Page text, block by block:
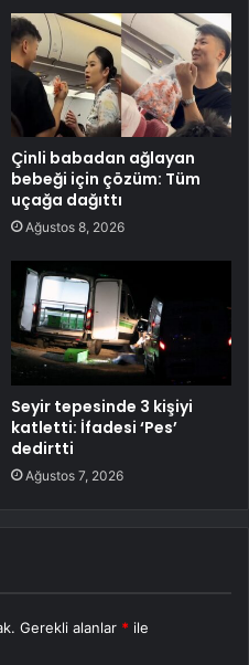
Çinli babadan ağlayan
bebeği için çözüm: Tüm
uçağa dağıttı
Ağustos 8, 2026
Seyir tepesinde 3 kişiyi
katletti: İfadesi ‘Pes’
dedirtti
Ağustos 7, 2026
Gerekli alanlar * ile